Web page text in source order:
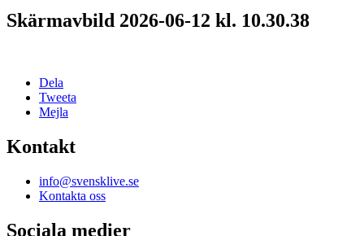
Skärmavbild 2026-06-12 kl. 10.30.38
Dela
Tweeta
Mejla
Kontakt
info@svensklive.se
Kontakta oss
Sociala medier